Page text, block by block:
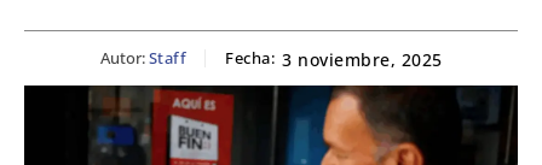
Autor:Staff Fecha: 3 noviembre, 2025